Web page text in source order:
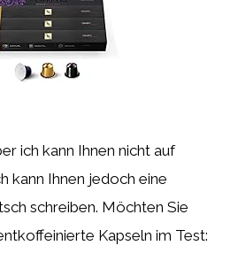
ich kann Ihnen nicht auf
kann Ihnen jedoch eine
schreiben. Möchten Sie
Kapseln im Test: